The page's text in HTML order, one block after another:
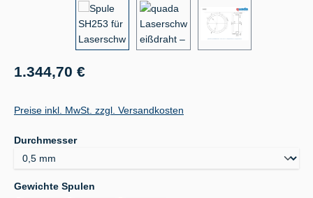
Regulärer Preis:
1.344,70 €
Preise inkl. MwSt. zzgl. Versandkosten
Durchmesserauswählen
Gewichte Spulen